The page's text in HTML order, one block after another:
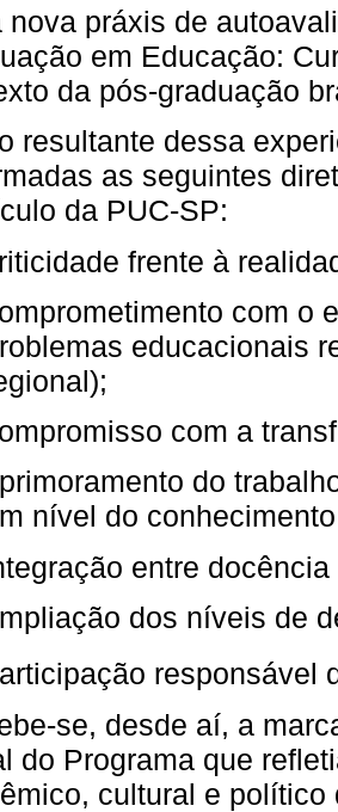
nova práxis de
em Educação:
da pós-graduação
resultante dessa
as seguintes
da PUC-SP:
frente à
com o
educacionais
com a
do
nível do
entre
dos níveis de
responsável
se, desde aí, a
do Programa que
cultural e político